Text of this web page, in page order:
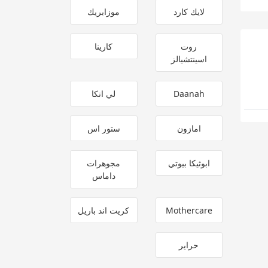
لايك كارد موزابريك
روت
اسينتشيالز
كارينا
Daanah لي انكا
امازون ستور اس
ابوثيكا بيوتي
مجوهرات
داماس
Mothercare كريت اند باريل
حراير